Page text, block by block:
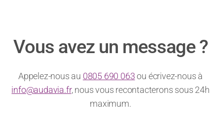
Vous avez un message ?
Appelez-nous au 0805 690 063ou écrivez-nous à
info@audavia.fr, nous vous recontacterons sous 24h
maximum.